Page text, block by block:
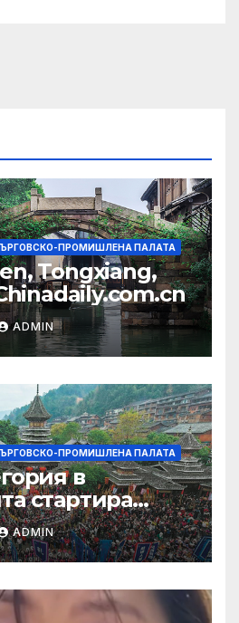
ПРОМИШЛЕНА ПАЛАТА
Tongxiang,
ADMIN
ПРОМИШЛЕНА ПАЛАТА
в
стартира
ADMIN